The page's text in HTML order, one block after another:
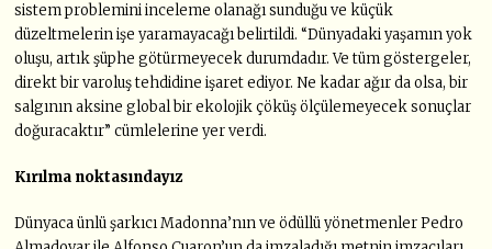
sistem problemini inceleme olanağı sunduğu ve küçük
düzeltmelerin işe yaramayacağı belirtildi. “Dünyadaki yaşamın yok
oluşu, artık şüphe götürmeyecek durumdadır. Ve tüm göstergeler,
direkt bir varoluş tehdidine işaret ediyor. Ne kadar ağır da olsa, bir
salgının aksine global bir ekolojik çöküş ölçülemeyecek sonuçlar
doğuracaktır” cümlelerine yer verdi.
Kırılma noktasındayız
Dünyaca ünlü şarkıcı Madonna’nın ve ödüllü yönetmenler Pedro